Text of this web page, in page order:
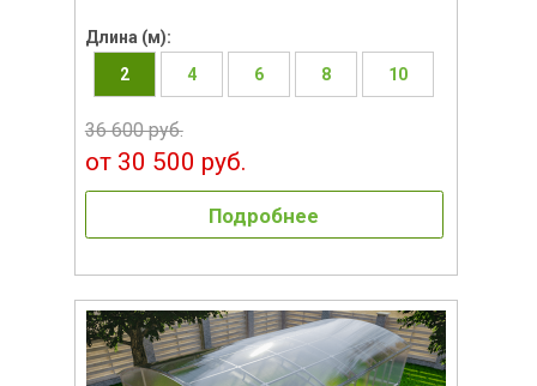
Длина (м):
2
4 6 8 10
36 600 руб.
от 30 500 руб.
Подробнее